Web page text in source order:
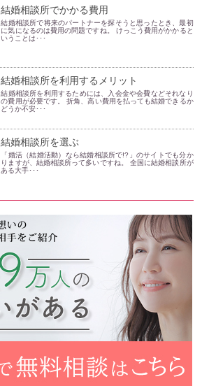
結婚相談所でかかる費用
結婚相談所で将来のパートナーを探そうと思ったとき、最初
に気になるのは費用の問題ですね。 けっこう費用がかかると
いうことは･･･
結婚相談所を利用するメリット
結婚相談所を利用するためには、入会金や会費などそれなり
の費用が必要です。 折角、高い費用を払っても結婚できるか
どうか不安･･･
結婚相談所を選ぶ
「婚活（結婚活動）なら結婚相談所で!?」のサイトでも分か
りますが、結婚相談所って多いですね。 全国に結婚相談所が
ある大手･･･